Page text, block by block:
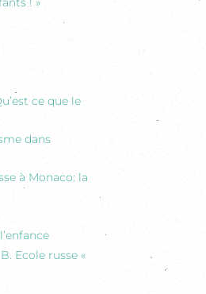
ce que le
dans
à Monaco: la
Ecole russe «